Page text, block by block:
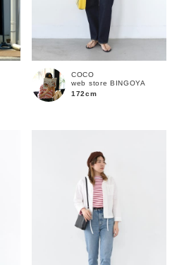
COCO
web store BINGOYA
172cm